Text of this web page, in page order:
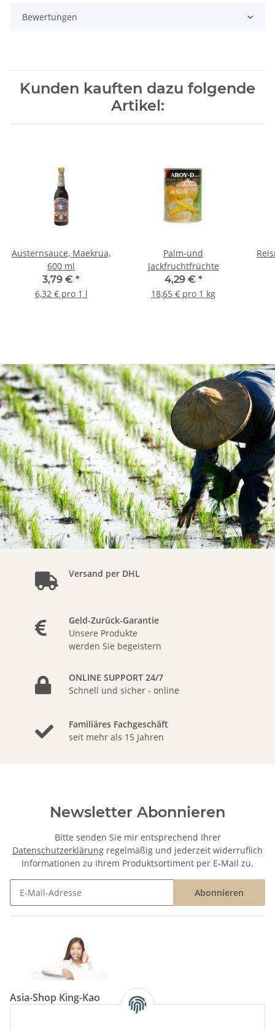
Bewertungen
Kunden kauften dazu folgende
Artikel:
Austernsauce, Maekrua,
600 ml
3,79 € *
6,32 € pro 1 l
Palm-und
Jackfruchtfrüchte
4,29 € *
18,65 € pro 1 kg
Versand per DHL
Geld-Zurück-Garantie
Unsere Produkte
werden Sie begeistern
ONLINE SUPPORT 24/7
Schnell und sicher - online
Familiäres Fachgeschäft
seit mehr als 15 Jahren
Newsletter Abonnieren
Bitte senden Sie mir entsprechend Ihrer
Datenschutzerklärung regelmäßig und jederzeit widerruflich
Informationen zu Ihrem Produktsortiment per E-Mail zu.
Abonnieren
Asia-Shop King-Kao